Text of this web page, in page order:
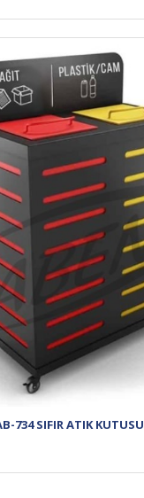
734 SIFIR ATIK KUTUSU